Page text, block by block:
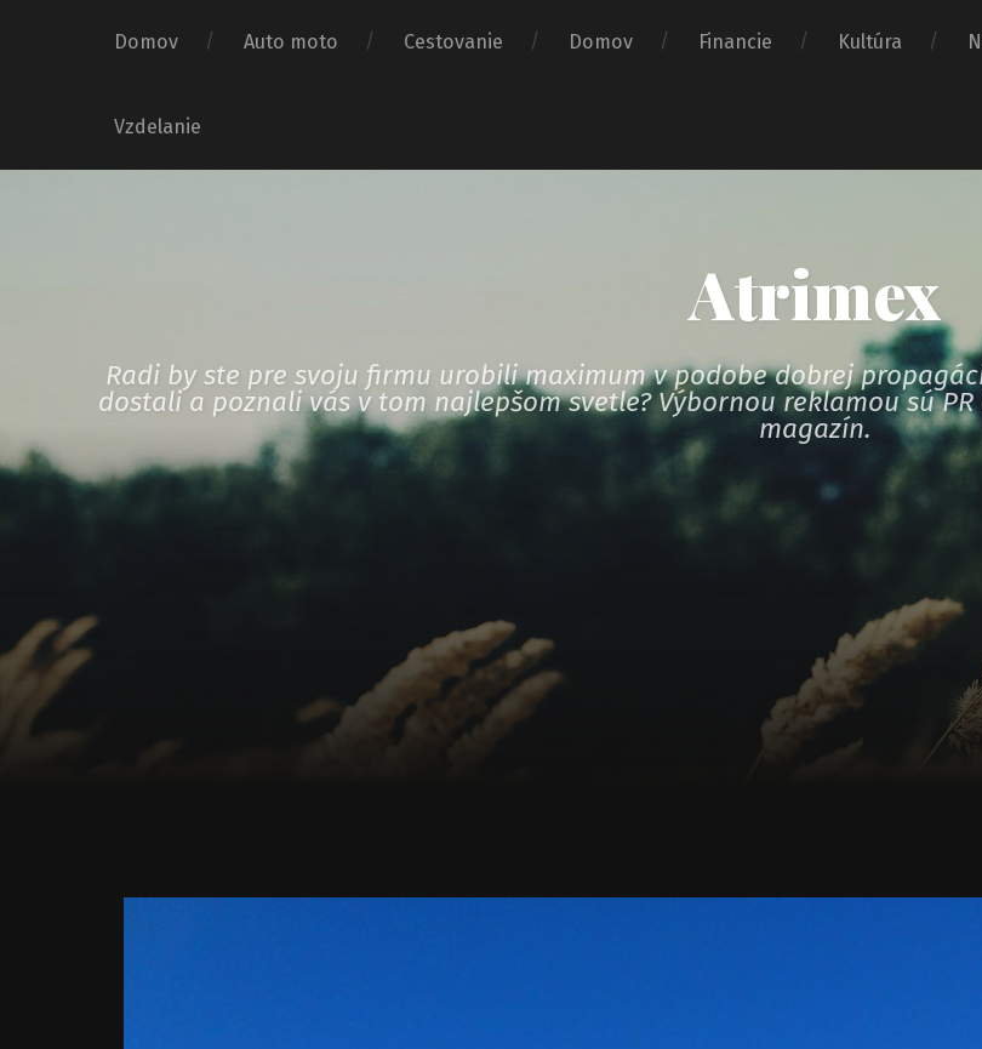
Domov Auto moto Cestovanie Domov Financie Kultúra
Vzdelanie
Atrimex
Radi by ste pre svoju firmu urobili maximum v podobe dobrej
dostali a poznali vás v tom najlepšom svetle? Výbornou reklamou sú
magazín.